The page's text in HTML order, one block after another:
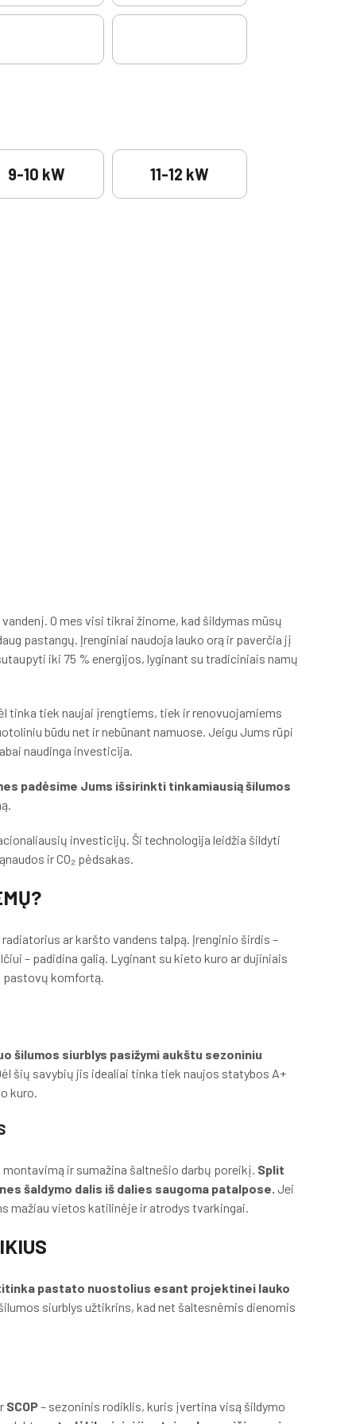
9-10 kW 11-12 kW
O mes visi tikrai žinome, kad šildymas mūsų
pastangų. Įrenginiai naudoja lauko orą ir paverčia jį
iki 75 % energijos, lyginant su tradiciniais namų
tinka tiek naujai įrengtiems, tiek ir renovuojamiems
būdu net ir nebūnant namuose. Jeigu Jums rūpi
naudinga investicija.
padėsime Jums išsirinkti tinkamiausią šilumos
investicijų. Ši technologija leidžia šildyti
ir CO₂ pėdsakas.
ar karšto vandens talpą. Įrenginio širdis –
– padidina galią. Lyginant su kieto kuro ar dujiniais
komfortą.
šilumos siurblys pasižymi aukštu sezoniniu
šių savybių jis idealiai tinka tiek naujos statybos A+
kuro.
ir sumažina šaltnešio darbų poreikį. Split
šaldymo dalis iš dalies saugoma patalpose. Jei
mažiau vietos katilinėje ir atrodys tvarkingai.
pastato nuostolius esant projektinei lauko
siurblys užtikrins, kad net šaltesnėmis dienomis
SCOP– sezoninis rodiklis, kuris įvertina visą šildymo